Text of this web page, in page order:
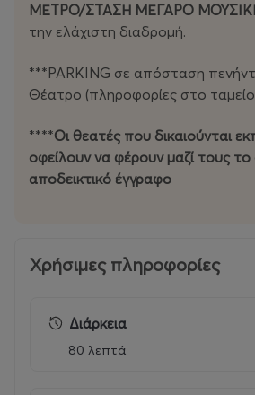
ΜΕΤΡΟ/ΣΤΑΣΗ ΜΕΓΑΡΟ
την ελάχιστη διαδρομή.
***PARKING σε απόσταση
Θέατρο (πληροφορίες στο
****Οι θεατές που δικαιούνται
οφείλουν να φέρουν μαζί τους το
αποδεικτικό έγγραφο
Χρήσιμες πληροφορίες
Διάρκεια
80 λεπτά